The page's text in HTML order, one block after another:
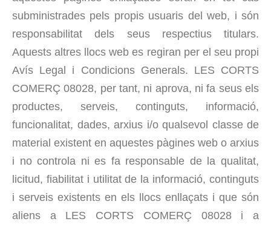
subministrades pels propis usuaris del web, i són
responsabilitat dels seus respectius titulars.
Aquests altres llocs web es regiran per el seu propi
Avís Legal i Condicions Generals. LES CORTS
COMERÇ 08028, per tant, ni aprova, ni fa seus els
productes, serveis, continguts, informació,
funcionalitat, dades, arxius i/o qualsevol classe de
material existent en aquestes pàgines web o arxius
i no controla ni es fa responsable de la qualitat,
licitud, fiabilitat i utilitat de la informació, continguts
i serveis existents en els llocs enllaçats i que són
aliens a LES CORTS COMERÇ 08028 i a